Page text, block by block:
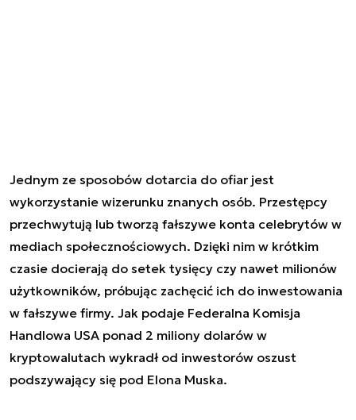
Jednym ze sposobów dotarcia do ofiar jest
wykorzystanie wizerunku znanych osób. Przestępcy
przechwytują lub tworzą fałszywe konta celebrytów w
mediach społecznościowych. Dzięki nim w krótkim
czasie docierają do setek tysięcy czy nawet milionów
użytkowników, próbując zachęcić ich do inwestowania
w fałszywe firmy. Jak podaje Federalna Komisja
Handlowa USA ponad 2 miliony dolarów w
kryptowalutach wykradł od inwestorów oszust
podszywający się pod Elona Muska.